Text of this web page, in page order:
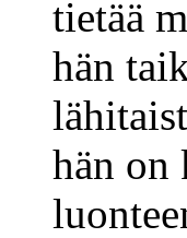
tietää
hän
hän on